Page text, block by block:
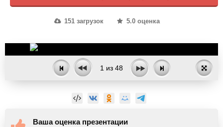
151 загрузок 5.0 оценка
1 из 48
Ваша оценка презентации